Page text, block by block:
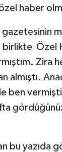
haber
birlikte Özel
Zira
almıştı.
ben
bu yazıda